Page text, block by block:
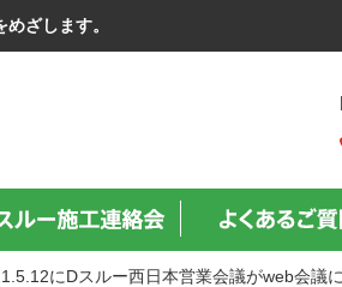
ざします。
にDスルー西日本営業会議がweb会議